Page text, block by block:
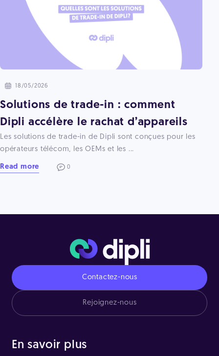
18/05/2026
Solutions de trade-in : comment
Dipli accélère le rachat d’appareils
Les solutions de trade-in de Dipli sont conçues pour les
opérateurs télécom, les OEMs et les ...
Read more 0
Contactez-nous
Rejoignez-nous
En savoir plus